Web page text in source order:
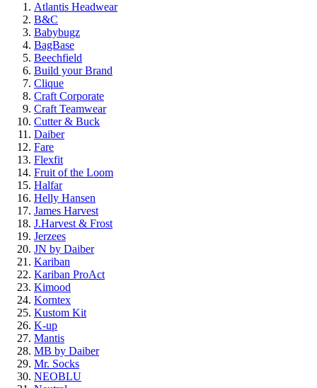
Atlantis Headwear
B&C
Babybugz
BagBase
Beechfield
Build your Brand
Clique
Craft Corporate
Craft Teamwear
Cutter & Buck
Daiber
Fare
Flexfit
Fruit of the Loom
Halfar
Helly Hansen
James Harvest
J.Harvest & Frost
Jerzees
JN by Daiber
Kariban
Kariban ProAct
Kimood
Korntex
Kustom Kit
K-up
Mantis
MB by Daiber
Mr. Socks
NEOBLU